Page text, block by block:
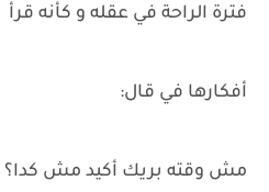
فترة الراحة في عقله و كأنه قرأ
أفكارها في قال:
مش وقته بريك أكيد مش